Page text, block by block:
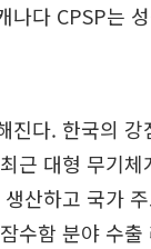
다 CPSP는
진다. 한국의
근 대형 무기
산하고 국가
수함 분야 수